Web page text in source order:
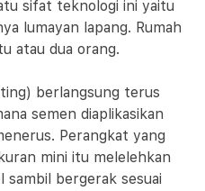
sifat teknologi ini yaitu
lumayan lapang. Rumah
atau dua orang.
berlangsung terus
semen diaplikasikan
Perangkat yang
mini itu melelehkan
sambil bergerak sesuai